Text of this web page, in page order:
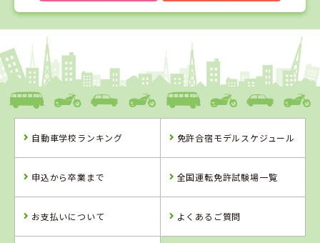
1
福島県
タイヘイドライバーズスクール
詳 細 予 約
バーズスクール
ングスクール
自動車学校ランキング 免許合宿モデルスケジュール
申込から卒業まで 全国運転免許試験場一覧
お支払いについて よくあるご質問